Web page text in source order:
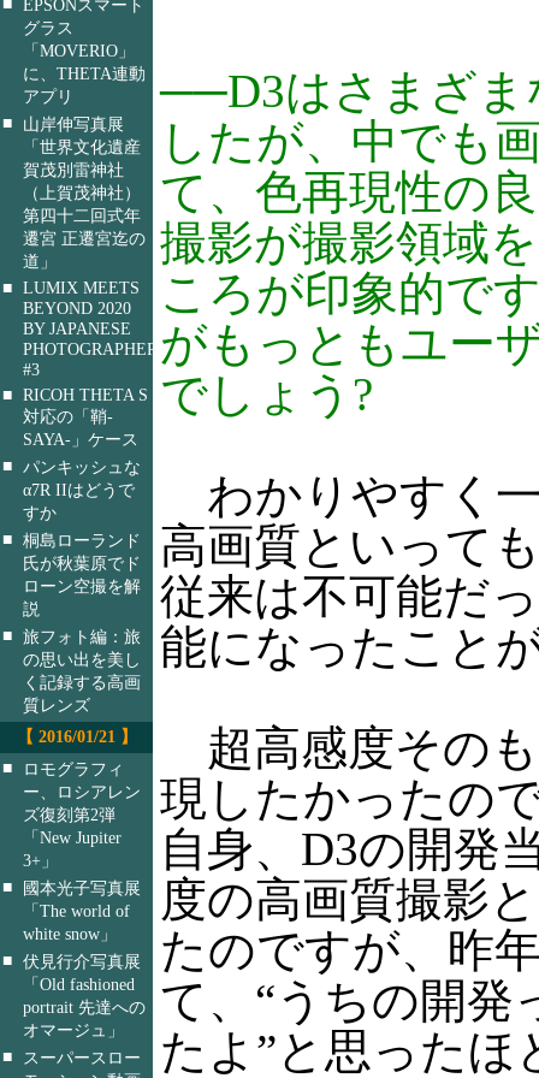
EPSONスマート
グラス
「MOVERIO」
に、THETA連動
アプリ
■
山岸伸写真展
「世界文化遺産
賀茂別雷神社
（上賀茂神社）
第四十二回式年
遷宮 正遷宮迄の
道」
■ LUMIX MEETS
BEYOND 2020
BY JAPANESE
PHOTOGRAPHERS
#3
■ RICOH THETA S
対応の「鞘-
SAYA-」ケース
■ パンキッシュな
α7R IIはどうで
すか
■ 桐島ローランド
氏が秋葉原でド
ローン空撮を解
説
■ 旅フォト編：旅
の思い出を美し
く記録する高画
質レンズ
【 2016/01/21 】
■
ロモグラフィ
ー、ロシアレン
ズ復刻第2弾
「New Jupiter
3+」
■
國本光子写真展
「The world of
white snow」
■ 伏見行介写真展
「Old fashioned
portrait 先達への
オマージュ」
■
スーパースロー
──D3はさまざま
したが、中でも
て、色再現性の
撮影が撮影領域
ころが印象的で
がもっともユー
でしょう?
わかりやすく
高画質といって
従来は不可能だ
能になったこと
超高感度その
現したかったの
自身、D3の開発
度の高画質撮影
たのですが、昨
て、“うちの開発
たよ”と思ったほ